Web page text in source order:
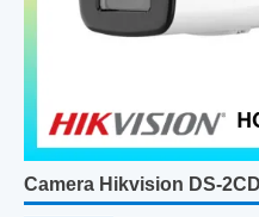
Camera Hikvision DS-